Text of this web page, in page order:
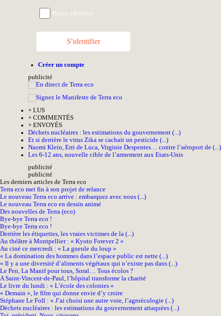
Rester identifié
S'identifier
Créer un compte
publicité
+ LUS
+ COMMENTÉS
+ ENVOYÉS
Déchets nucléaires : les estimations du gouvernement (...)
Et si derrière le virus Zika se cachait un pesticide (...)
Naomi Klein, Erri de Luca, Virginie Despentes… contre l’aéroport de (...)
Les 6-12 ans, nouvelle cible de l’armement aux Etats-Unis
publicité
publicité
Les derniers articles de Terra eco
Terra eco met fin à son projet de relance
Le nouveau Terra eco arrive : embarquez avec nous (...)
Le nouveau Terra eco en dessin animé
Des nouvelles de Terra (eco)
Bye-bye Terra eco !
Bye-bye Terra eco !
Derrière les étiquettes, les vraies victimes de la (...)
Au théâtre à Montpellier : « Kyoto Forever 2 »
Au ciné ce mercredi : « La gueule du loup »
« La domination des hommes dans l’espace public est nette (...)
« Il y a une diversité d’aliments végétaux qui n’existe pas dans (...)
Le Pen, La Manif pour tous, Soral… Tous écolos ?
A Saint-Vincent-de-Paul, l’hôpital transforme la charité
Le livre du lundi : « L’école des colonies »
« Demain », le film qui donne envie d’y croire
Stéphane Le Foll : « J’ai choisi une autre voie, l’agroécologie (...)
Déchets nucléaires : les estimations du gouvernement attaquées (...)